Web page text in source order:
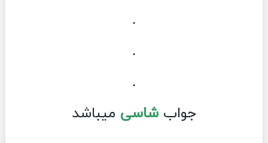
.
.
.
جوابشاسی میباشد